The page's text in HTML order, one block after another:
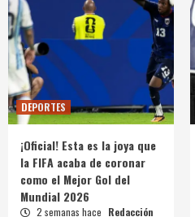
DEPORTES
¡Oficial! Esta es la joya que
la FIFA acaba de coronar
como el Mejor Gol del
Mundial 2026
2 semanas hace Redacción